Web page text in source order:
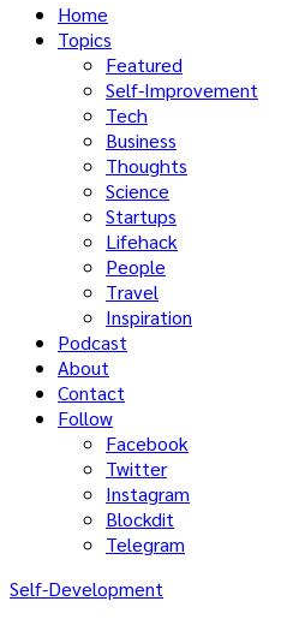
Home
Topics
Featured
Self-Improvement
Tech
Business
Thoughts
Science
Startups
Lifehack
People
Travel
Inspiration
Podcast
About
Contact
Follow
Facebook
Twitter
Instagram
Blockdit
Telegram
Self-Development